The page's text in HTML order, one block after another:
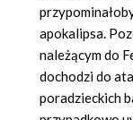
apokalipsa.
należącym do
dochodzi do
poradzieckich